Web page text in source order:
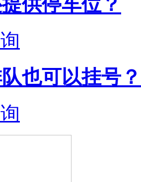
也可以挂号？